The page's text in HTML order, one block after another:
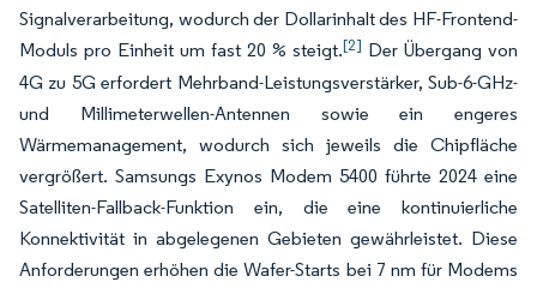
Signalverarbeitung, wodurch der Dollarinhalt des HF-Frontend-
Moduls pro Einheit um fast 20 % steigt.[2] Der Übergang von
4G zu 5G erfordert Mehrband-Leistungsverstärker, Sub-6-GHz-
und Millimeterwellen-Antennen sowie ein engeres
Wärmemanagement, wodurch sich jeweils die Chipfläche
vergrößert. Samsungs Exynos Modem 5400 führte 2024 eine
Satelliten-Fallback-Funktion ein, die eine kontinuierliche
Konnektivität in abgelegenen Gebieten gewährleistet. Diese
Anforderungen erhöhen die Wafer-Starts bei 7 nm für Modems